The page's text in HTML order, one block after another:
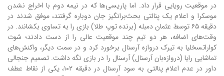
در موقعیت رویایی قرار داد. اما پاریسی‌ها که در نیمه دوم با اخراج نشدن
موسکرا و اعلام یک پنالتی بحث‌برانگیز جان دوباره گرفتند، موفق شدند در
دقیقه ۶۵ توسط عثمان دمبله (برنده توپ طلا) بازی را به تساوی بکشانند.
در
وقت‌های اضافه، هر دو تیم چند موقعیت عالی را از دست دادند؛ شوت
کواراتسخلیا به تیرک دروازه آرسنال برخورد کرد و در سمت دیگر، واکنش‌های
تماشایی رایا (دروازه‌بان آرسنال) آرسنال را در بازی نگه داشت. تصمیم جنجالی
داور در عدم اعلام پنالتی به سود آرسنال در دقیقه ۱۰۲، یکی از نقاط عطف